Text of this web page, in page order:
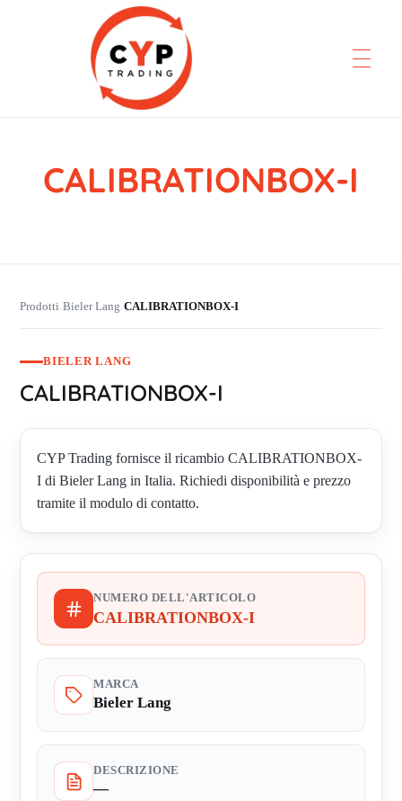
CYP Trading
Professionelle Ersatzteilbeschaffung
CALIBRATIONBOX-I
Prodotti›Bieler Lang›CALIBRATIONBOX-I
BIELER LANG
CALIBRATIONBOX-I
CYP Trading fornisce il ricambio CALIBRATIONBOX-
I di Bieler Lang in Italia. Richiedi disponibilità e prezzo
tramite il modulo di contatto.
NUMERO DELL'ARTICOLO
CALIBRATIONBOX-I
MARCA
Bieler Lang
DESCRIZIONE
—